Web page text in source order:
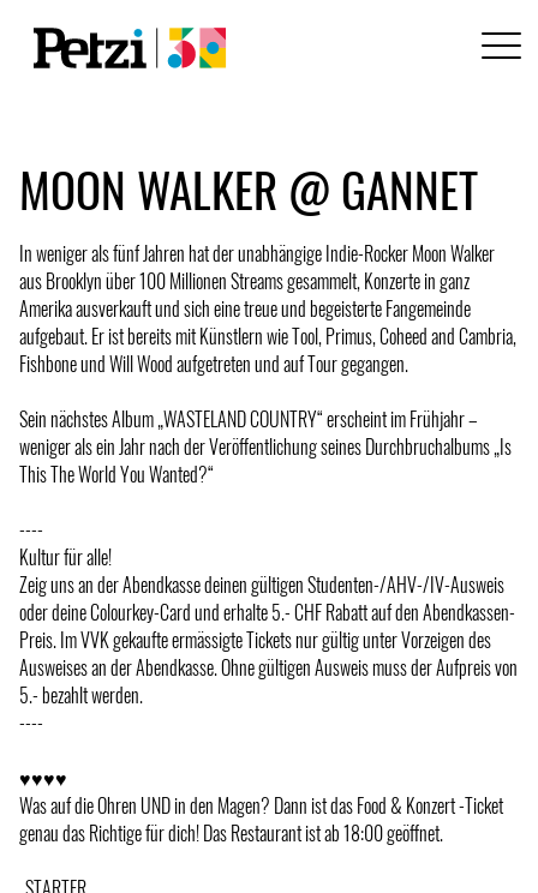
MOON WALKER @ GANNET
In weniger als fünf Jahren hat der unabhängige Indie-Rocker Moon Walker
aus Brooklyn über 100 Millionen Streams gesammelt, Konzerte in ganz
Amerika ausverkauft und sich eine treue und begeisterte Fangemeinde
aufgebaut. Er ist bereits mit Künstlern wie Tool, Primus, Coheed and Cambria,
Fishbone und Will Wood aufgetreten und auf Tour gegangen.
Sein nächstes Album „WASTELAND COUNTRY“ erscheint im Frühjahr –
weniger als ein Jahr nach der Veröffentlichung seines Durchbruchalbums „Is
This The World You Wanted?“
----
Kultur für alle!
Zeig uns an der Abendkasse deinen gültigen Studenten-/AHV-/IV-Ausweis
oder deine Colourkey-Card und erhalte 5.- CHF Rabatt auf den Abendkassen-
Preis. Im VVK gekaufte ermässigte Tickets nur gültig unter Vorzeigen des
Ausweises an der Abendkasse. Ohne gültigen Ausweis muss der Aufpreis von
5.- bezahlt werden.
----
♥♥♥♥
Was auf die Ohren UND in den Magen? Dann ist das Food & Konzert -Ticket
genau das Richtige für dich! Das Restaurant ist ab 18:00 geöffnet.